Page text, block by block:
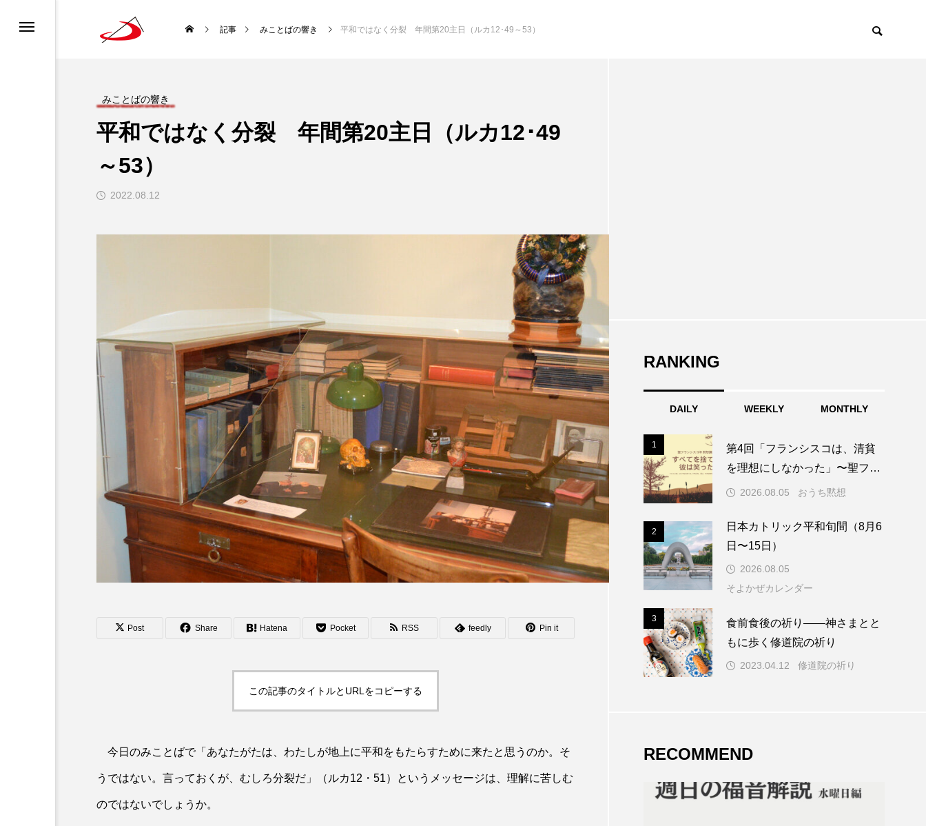
記事 みことばの響き 平和ではなく分裂 年間第20主日（ルカ12･49～53）
みことばの響き
平和ではなく分裂 年間第20主日（ルカ12･49
～53）
2022.08.12
Post Share Hatena Pocket RSS feedly Pin it
この記事のタイトルとURLをコピーする
今日のみことばで「あなたがたは、わたしが地上に平和をもたらすために来たと思うのか。そ
うではない。言っておくが、むしろ分裂だ」（ルカ12・51）というメッセージは、理解に苦しむ
のではないでしょうか。
RANKING
DAILY WEEKLY MONTHLY
1
第4回「フランシスコは、清貧
を理想にしなかった」〜聖フラ
ンシスコ年黙想講話〜
2026.08.05 おうち黙想
2
日本カトリック平和旬間（8月6
日〜15日）
2026.08.05
そよかぜカレンダー
3
食前食後の祈り――神さまとと
もに歩く修道院の祈り
2023.04.12 修道院の祈り
RECOMMEND